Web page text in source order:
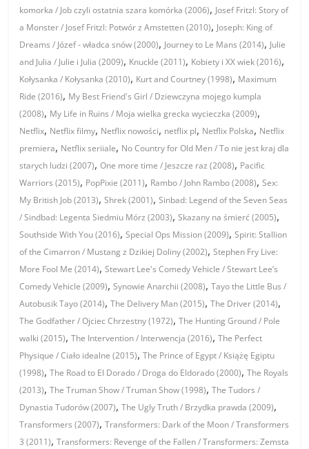
komorka / Job czyli ostatnia szara komórka (2006), Josef Fritzl: Story of
a Monster / Josef Fritzl: Potwór z Amstetten (2010), Joseph: King of
Dreams / Józef - władca snów (2000), Journey to Le Mans (2014), Julie
and Julia / Julie i Julia (2009), Knuckle (2011), Kobiety i XX wiek (2016),
Kołysanka / Kołysanka (2010), Kurt and Courtney (1998), Maximum
Ride (2016), My Best Friend's Girl / Dziewczyna mojego kumpla
(2008), My Life in Ruins / Moja wielka grecka wycieczka (2009),
Netflix, Netflix filmy, Netflix nowości, netflix pl, Netflix Polska, Netflix
premiera, Netflix seriiale, No Country for Old Men / To nie jest kraj dla
starych ludzi (2007),One more time / Jeszcze raz (2008), Pacific
Warriors (2015), PopPixie (2011), Rambo / John Rambo (2008),Sex:
My British Job (2013),Shrek (2001),Sinbad: Legend of the Seven Seas
/ Sindbad: Legenta Siedmiu Mórz (2003),Skazany na śmierć (2005),
Southside With You (2016),Special Ops Mission (2009),Spirit: Stallion
of the Cimarron / Mustang z Dzikiej Doliny (2002),Stephen Fry Live:
More Fool Me (2014),Stewart Lee's Comedy Vehicle / Stewart Lee’s
Comedy Vehicle (2009),Synowie Anarchii (2008),Tayo the Little Bus /
Autobusik Tayo (2014),The Delivery Man (2015),The Driver (2014),
The Godfather / Ojciec Chrzestny (1972),The Hunting Ground / Pole
walki (2015),The Intervention / Interwencja (2016),The Perfect
Physique / Ciało idealne (2015),The Prince of Egypt / Książę Egiptu
(1998),The Road to El Dorado / Droga do Eldorado (2000),The Royals
(2013),The Truman Show / Truman Show (1998),The Tudors /
Dynastia Tudorów (2007),The Ugly Truth / Brzydka prawda (2009),
Transformers (2007),Transformers: Dark of the Moon / Transformers
3 (2011),Transformers: Revenge of the Fallen / Transformers: Zemsta